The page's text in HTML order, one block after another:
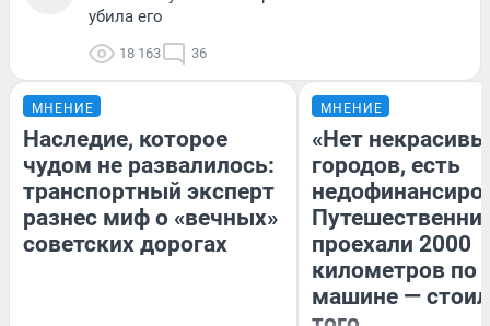
убила его
18 163 36
МНЕНИЕ
Наследие, которое
чудом не развалилось:
транспортный эксперт
разнес миф о «вечных»
советских дорогах
МНЕНИЕ
«Нет
городов, есть
проехали 2000
километров по
машине —